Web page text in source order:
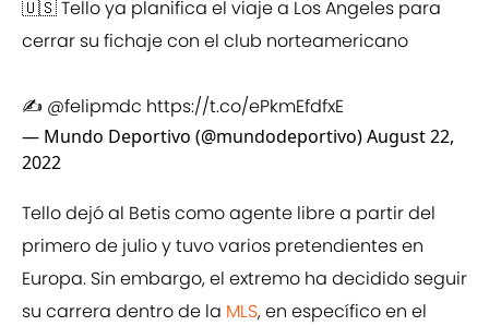
🇺🇸 Tello ya planifica el viaje a Los Angeles para
cerrar su fichaje con el club norteamericano
✍ @felipmdc https://t.co/ePkmEfdfxE
— Mundo Deportivo (@mundodeportivo)August 22,
2022
Tello dejó al Betis como agente libre a partir del
primero de julio y tuvo varios pretendientes en
Europa. Sin embargo, el extremo ha decidido seguir
su carrera dentro de la MLS, en específico en el